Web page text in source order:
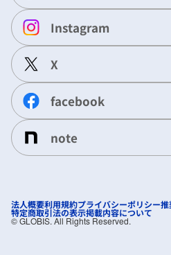
Instagram
X
facebook
note
法人概要利用規約プライバシーポリシー推
特定商取引法の表示掲載内容について
©︎ GLOBIS. All Rights Reserved.